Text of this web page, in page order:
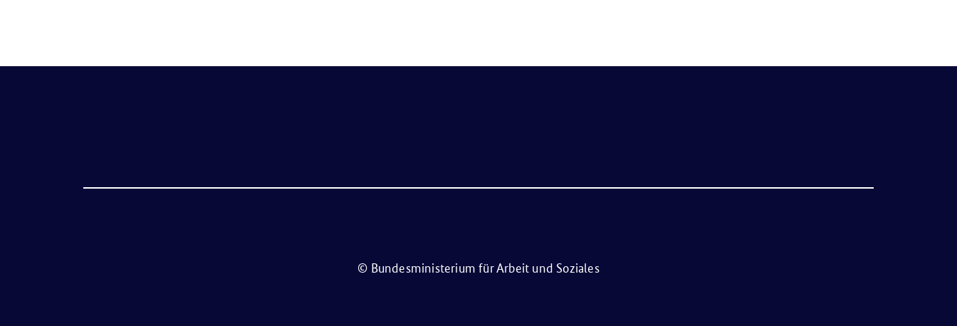
© Bundesministerium für Arbeit und Soziales